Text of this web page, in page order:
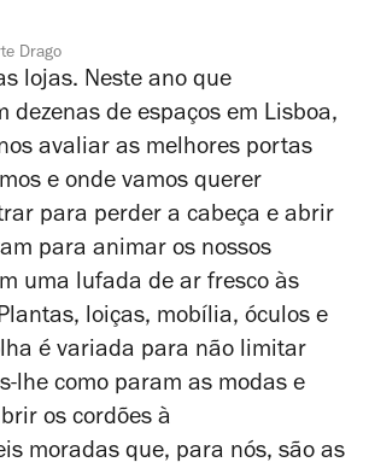
Drago
lojas. Neste ano que
dezenas de espaços em Lisboa,
avaliar as melhores portas
e onde vamos querer
para perder a cabeça e abrir
para animar os nossos
uma lufada de ar fresco às
loiças, mobília, óculos e
é variada para não limitar
lhe como param as modas e
os cordões à
moradas que, para nós, são as